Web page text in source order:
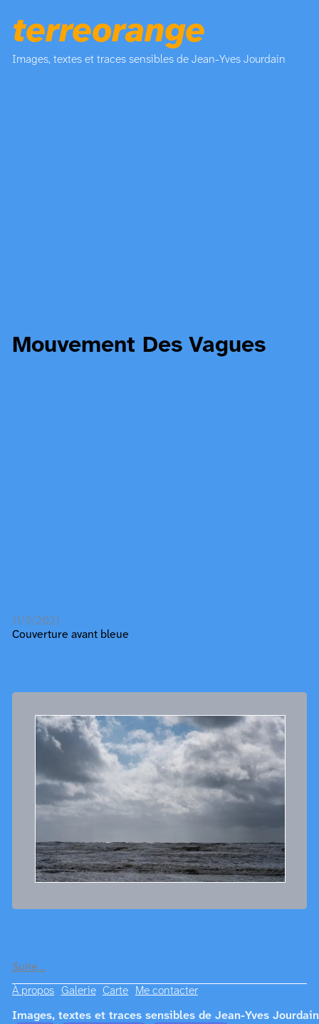
terreorange
Images, textes et traces sensibles de Jean-Yves Jourdain
Mouvement Des Vagues
11/9/2021
Couverture avant bleue
Suite…
À propos Galerie Carte Me contacter
Images, textes et traces sensibles de Jean-Yves Jourdain